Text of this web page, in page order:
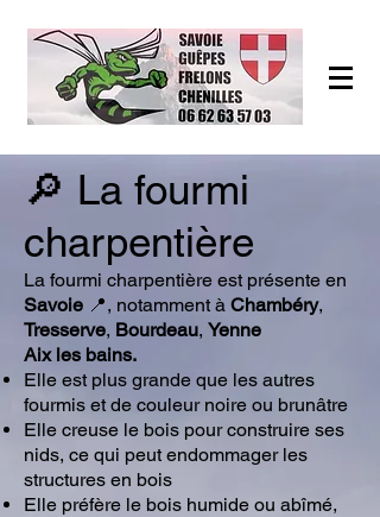
🔎 La fourmi
charpentière
La fourmi charpentière est présente en
Savoie 📍, notamment à Chambéry,
Tresserve, Bourdeau, Yenne
Aix les bains.
Elle est plus grande que les autres
fourmis et de couleur noire ou brunâtre
Elle creuse le bois pour construire ses
nids, ce qui peut endommager les
structures en bois
Elle préfère le bois humide ou abîmé,